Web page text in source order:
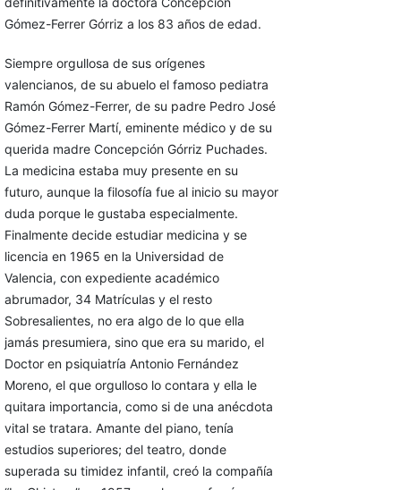
Gómez-Ferrer Górriz a los 83 años de edad.
Siempre orgullosa de sus orígenes
valencianos, de su abuelo el famoso pediatra
Ramón Gómez-Ferrer, de su padre Pedro José
Gómez-Ferrer Martí, eminente médico y de su
querida madre Concepción Górriz Puchades.
La medicina estaba muy presente en su
futuro, aunque la filosofía fue al inicio su mayor
duda porque le gustaba especialmente.
Finalmente decide estudiar medicina y se
licencia en 1965 en la Universidad de
Valencia, con expediente académico
abrumador, 34 Matrículas y el resto
Sobresalientes, no era algo de lo que ella
jamás presumiera, sino que era su marido, el
Doctor en psiquiatría Antonio Fernández
Moreno, el que orgulloso lo contara y ella le
quitara importancia, como si de una anécdota
vital se tratara. Amante del piano, tenía
estudios superiores; del teatro, donde
superada su timidez infantil, creó la compañía